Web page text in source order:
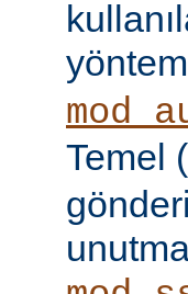
yöntem
Temel (